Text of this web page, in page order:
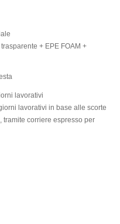
+ EPE FOAM +
lavorativi
lavorativi in base alle scorte
tramite corriere espresso per